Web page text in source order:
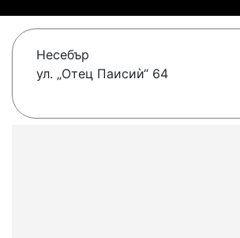
Несебър
ул. „Отец Паисиѝ“ 64